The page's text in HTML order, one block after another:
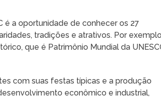
é a oportunidade de conhecer os 27
tradições e atrativos. Por
que é Patrimônio Mundial da
com suas festas típicas e a produção
econômico e industrial,